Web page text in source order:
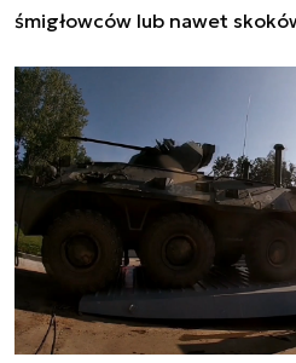
śmigłowców lub nawet